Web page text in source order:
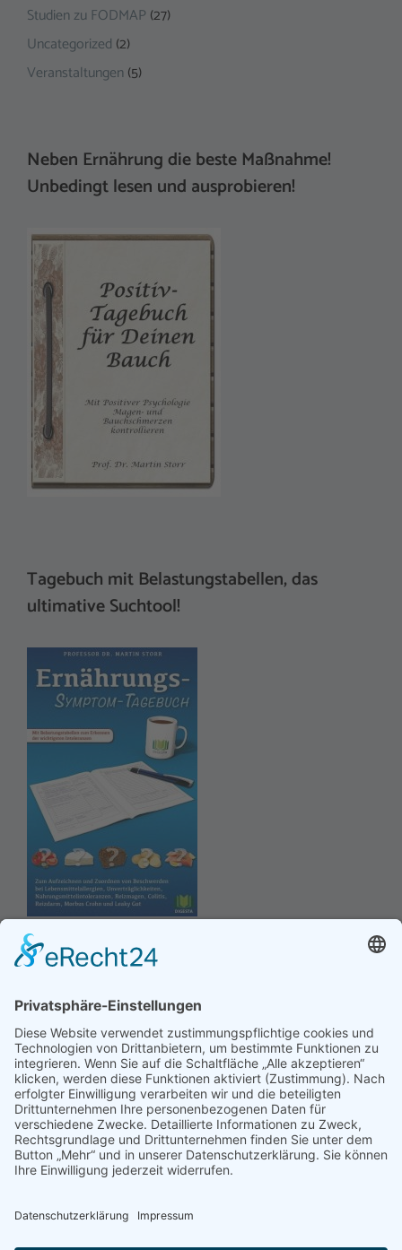
Studien zu FODMAP (27)
Uncategorized (2)
Veranstaltungen (5)
Neben Ernährung die beste Maßnahme!
Unbedingt lesen und ausprobieren!
Tagebuch mit Belastungstabellen, das
ultimative Suchtool!
Hinweis an unsere Leser: Wir erstellen für Sie
Informationsseiten. Die Informationen enthalten Affiliate
links zu Amazon, in diesem Zusammenhang erhalten wir
von Partnern eine Provision, sofern ein Kauf zustande
kommt. Für Sie ändert sich dadurch nichts.